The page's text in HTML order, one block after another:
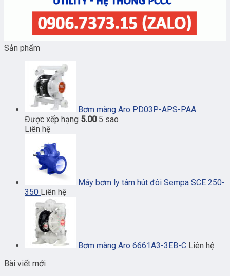
Sản phẩm
Bơm màng Aro PD03P-APS-PAA
Được xếp hạng 5.005 sao
Liên hệ
Máy bơm ly tâm hút đôi Sempa SCE 250-
350 Liên hệ
Bơm màng Aro 6661A3-3EB-C Liên hệ
Bài viết mới